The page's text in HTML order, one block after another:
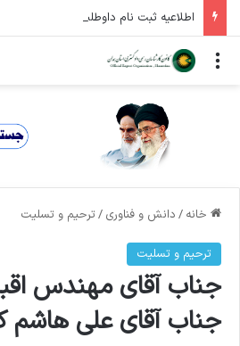
منو
خانه / دانش و فناوری / ترحیم و تسلیت
ترحیم و تسلیت
جناب آقای مهندس
جناب آقای علی هاشم